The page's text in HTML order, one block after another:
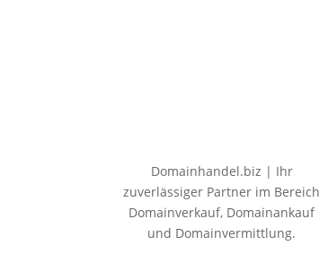
Domainhandel.biz | Ihr
zuverlässiger Partner im Bereich
Domainverkauf, Domainankauf
und Domainvermittlung.